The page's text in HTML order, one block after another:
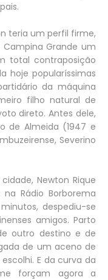
teria um perfil firme,
Grande um
total contraposição
hoje popularíssimas
da máquina
filho natural de
direto. Antes dele,
de Almeida (1947 e
Severino
Newton Rique
Rádio Borborema
despediu-se
amigos. Parto
outro destino e de
de um aceno de
E da curva da
forçam agora a